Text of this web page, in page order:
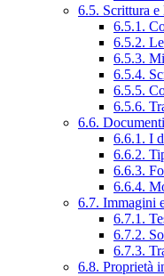
6.5. Scrittura
6.5.1.
6.5.2.
6.5.3.
6.5.4.
6.5.5.
6.5.6.
6.6. Documenti
6.6.1. I
6.6.2.
6.6.3.
6.6.4.
6.7. Immagini
6.7.1.
6.7.2.
6.7.3.
6.8. Proprietà